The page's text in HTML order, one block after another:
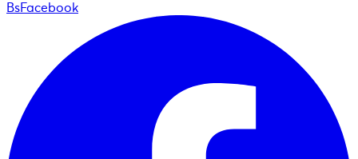
BsFacebook